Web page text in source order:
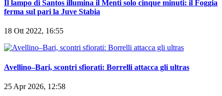
18 Ott 2022, 16:55
Avellino–Bari, scontri sfiorati: Borrelli attacca gli ultras
25 Apr 2026, 12:58